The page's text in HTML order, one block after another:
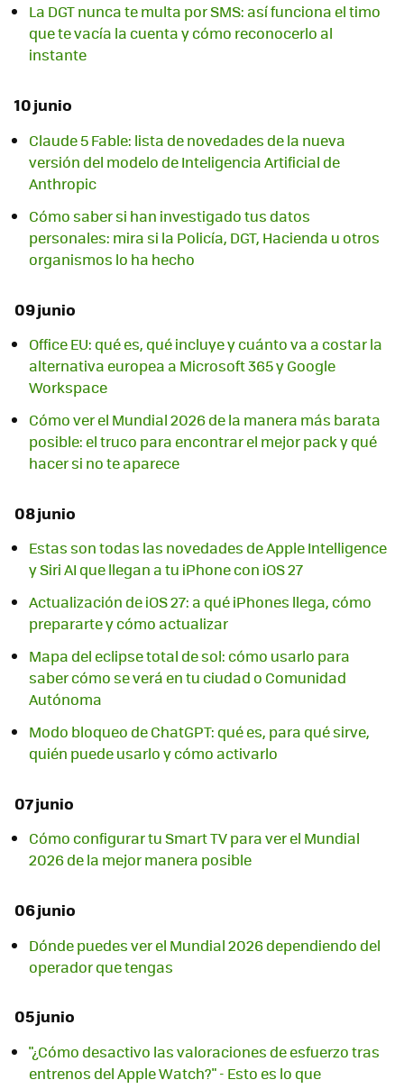
La DGT nunca te multa por SMS: así funciona el timo
que te vacía la cuenta y cómo reconocerlo al
instante
10 junio
Claude 5 Fable: lista de novedades de la nueva
versión del modelo de Inteligencia Artificial de
Anthropic
Cómo saber si han investigado tus datos
personales: mira si la Policía, DGT, Hacienda u otros
organismos lo ha hecho
09 junio
Office EU: qué es, qué incluye y cuánto va a costar la
alternativa europea a Microsoft 365 y Google
Workspace
Cómo ver el Mundial 2026 de la manera más barata
posible: el truco para encontrar el mejor pack y qué
hacer si no te aparece
08 junio
Estas son todas las novedades de Apple Intelligence
y Siri AI que llegan a tu iPhone con iOS 27
Actualización de iOS 27: a qué iPhones llega, cómo
prepararte y cómo actualizar
Mapa del eclipse total de sol: cómo usarlo para
saber cómo se verá en tu ciudad o Comunidad
Autónoma
Modo bloqueo de ChatGPT: qué es, para qué sirve,
quién puede usarlo y cómo activarlo
07 junio
Cómo configurar tu Smart TV para ver el Mundial
2026 de la mejor manera posible
06 junio
Dónde puedes ver el Mundial 2026 dependiendo del
operador que tengas
05 junio
"¿Cómo desactivo las valoraciones de esfuerzo tras
entrenos del Apple Watch?" - Esto es lo que